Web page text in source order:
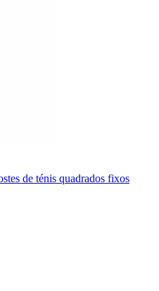
de ténis quadrados fixos